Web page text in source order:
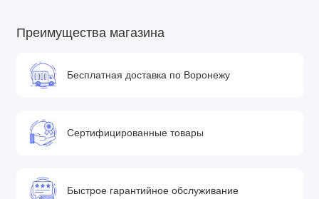
Преимущества магазина
Бесплатная доставка по Воронежу
Сертифицированные товары
Быстрое гарантийное обслуживание